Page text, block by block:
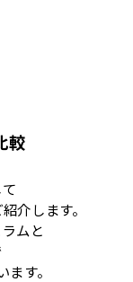
較
介します。
ムと
す。